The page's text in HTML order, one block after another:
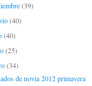
(39)
(40)
(40)
(25)
(34)
de novia 2012 primavera